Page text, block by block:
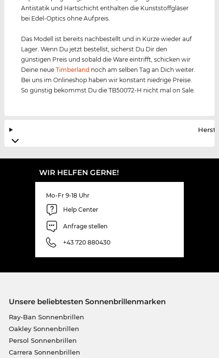
Antistatik und Hartschicht enthalten die Kunststoffgläser
bei Edel-Optics ohne Aufpreis.
Das Modell ist bereits nachbestellt und in Kürze wieder auf
Lager. Wenn Du jetzt bestellst, sicherst Du Dir den
günstigen Preis und sobald die Ware eintrifft, schicken wir
Deine neueTimberland noch am selben Tag an Dich weiter.
Bei uns im Onlineshop haben wir konstant niedrige Preise.
So günstig bekommst Du die TB50072-H nicht mal on Sale.
WIR HELFEN GERNE!
Mo-Fr 9-18 Uhr
Help Center
Anfrage stellen
+43 720 880430
Unsere beliebtesten Sonnenbrillenmarken
Ray-Ban Sonnenbrillen
Oakley Sonnenbrillen
Persol Sonnenbrillen
Carrera Sonnenbrillen